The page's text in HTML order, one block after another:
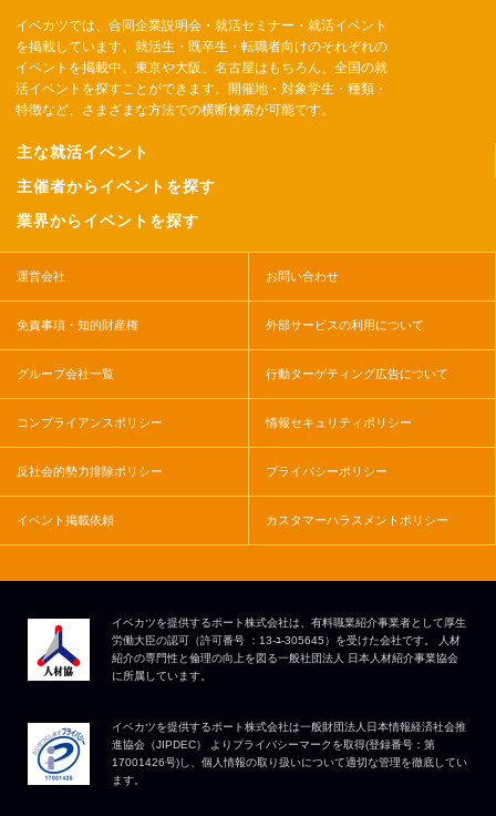
イベカツでは、合同企業説明会・就活セミナー・就活イベント
を掲載しています。就活生・既卒生・転職者向けのそれぞれの
イベントを掲載中。東京や大阪、名古屋はもちろん、全国の就
活イベントを探すことができます。開催地・対象学生・種類・
特徴など、さまざまな方法での横断検索が可能です。
主な就活イベント
主催者からイベントを探す
業界からイベントを探す
運営会社 お問い合わせ
免責事項・知的財産権 外部サービスの利用について
グループ会社一覧 行動ターゲティング広告について
コンプライアンスポリシー 情報セキュリティポリシー
反社会的勢力排除ポリシー プライバシーポリシー
イベント掲載依頼 カスタマーハラスメントポリシー